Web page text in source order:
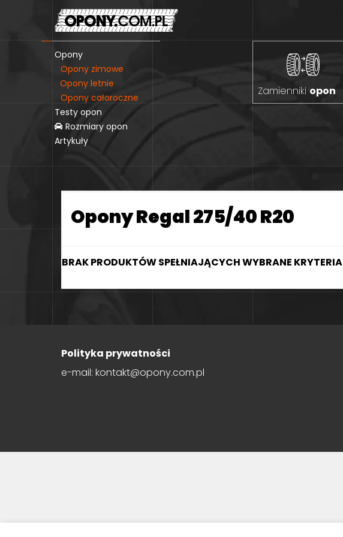
Opony
Opony zimowe
Opony letnie
Opony całoroczne
Testy opon
Rozmiary opon
Artykuły
Zamienniki opon
Opony Regal 275/40 R20
BRAK PRODUKTÓW SPEŁNIAJĄCYCH WYBRANE KRYTERIA
Polityka prywatności
e-mail: kontakt@opony.com.pl